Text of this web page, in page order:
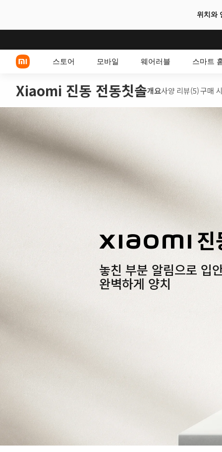
위치와
스토어 모바일
Xiaomi 시리즈
POCO 스마트폰
웨어러블 스마트
Xiaomi 진동 전동칫솔개요사양리뷰(5)구매
Xiaomi 진
놓친 부분 알림으로 입
완벽하게 양치